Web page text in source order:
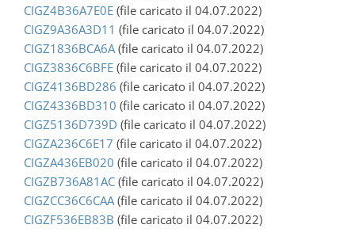
CIGZ4B36A7E0E (file caricato il 04.07.2022)
CIGZ9A36A3D11 (file caricato il 04.07.2022)
CIGZ1836BCA6A(file caricato il 04.07.2022)
CIGZ3836C6BFE (file caricato il 04.07.2022)
CIGZ4136BD286 (file caricato il 04.07.2022)
CIGZ4336BD310 (file caricato il 04.07.2022)
CIGZ5136D739D (file caricato il 04.07.2022)
CIGZA236C6E17 (file caricato il 04.07.2022)
CIGZA436EB020 (file caricato il 04.07.2022)
CIGZB736A81AC (file caricato il 04.07.2022)
CIGZCC36C6CAA(file caricato il 04.07.2022)
CIGZF536EB83B (file caricato il 04.07.2022)